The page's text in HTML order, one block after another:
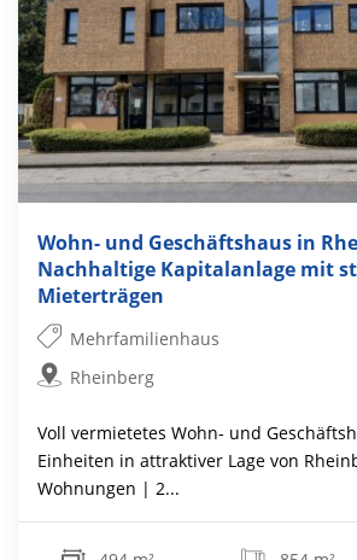
Wohn- und Geschäftshaus in
Nachhaltige Kapitalanlage mit
Mieterträgen
Mehrfamilienhaus
Rheinberg
Voll vermietetes Wohn- und
Einheiten in attraktiver Lage von
Wohnungen | 2...